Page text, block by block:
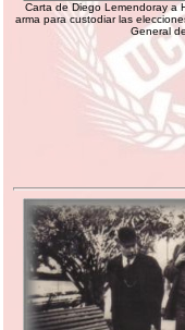
Carta de Diego Lemendoray a
arma para custodiar las
General